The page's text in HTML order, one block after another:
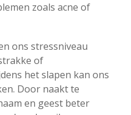
zoals acne of
ons stressniveau
of
het slapen kan ons
Door naakt te
en geest beter